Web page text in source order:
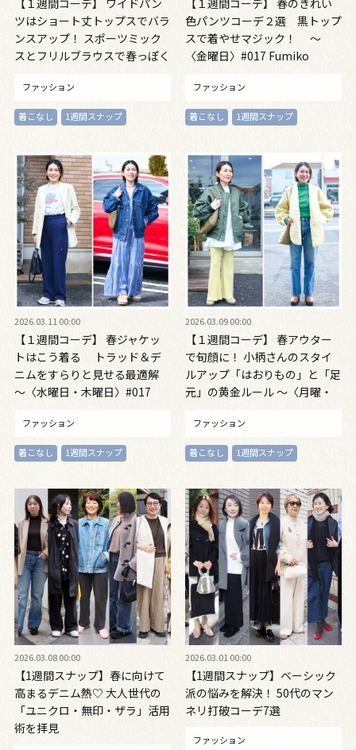
【１週間コーデ】 ワイドパン
ツはショート丈トップスでバラ
ンスアップ！ スポーツミック
スとフリルブラウスで春っぽく
Fumiko Kawaguchi～
ファッション
着こなし 1週間スナップ
【１週間コーデ】 春のきれい
色パンツコーデ２選 黒トップ
スで着やせマジック！ ～
〈金曜日〉#017 Fumiko
ファッション
着こなし 1週間スナップ
2026.03.11 00:00
【１週間コーデ】 春ジャケッ
トはこう着る トラッド＆デ
ニムをすらりと見せる最適解
～〈水曜日・木曜日〉#017
ファッション
着こなし 1週間スナップ
2026.03.09 00:00
【１週間コーデ】 春アウター
で旬顔に！ 小柄さんのスタイ
ルアップ「はおりもの」と「足
元」の黄金ルール ～〈月曜・
Kawaguchi～
ファッション
着こなし 1週間スナップ
2026.03.08 00:00
【1週間スナップ】春に向けて
高まるデニム熱♡ 大人世代の
「ユニクロ・無印・ザラ」活用
術を拝見
2026.03.01 00:00
【1週間スナップ】ベーシック
派の悩みを解決！ 50代のマン
ネリ打破コーデ7選
ファッション